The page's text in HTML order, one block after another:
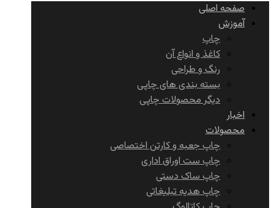
صفحه اصلی
آموزش
چاپ
کاغذ و انواع آن
رنگ و طراحی
بسته بندی های چاپی
دیگر محصولات چاپی
اخبار
محصولات
چاپ جعبه و کارتن اختصاصی
چاپ ست اوراق اداری
چاپ ساک دستی
چاپ هدیه تبلیغاتی